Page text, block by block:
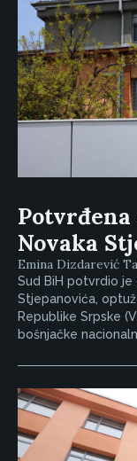
Novaka
Emina Dizdarević
Sud BiH potvrdio
Stjepanovića,
Republike Srpske
bošnjačke